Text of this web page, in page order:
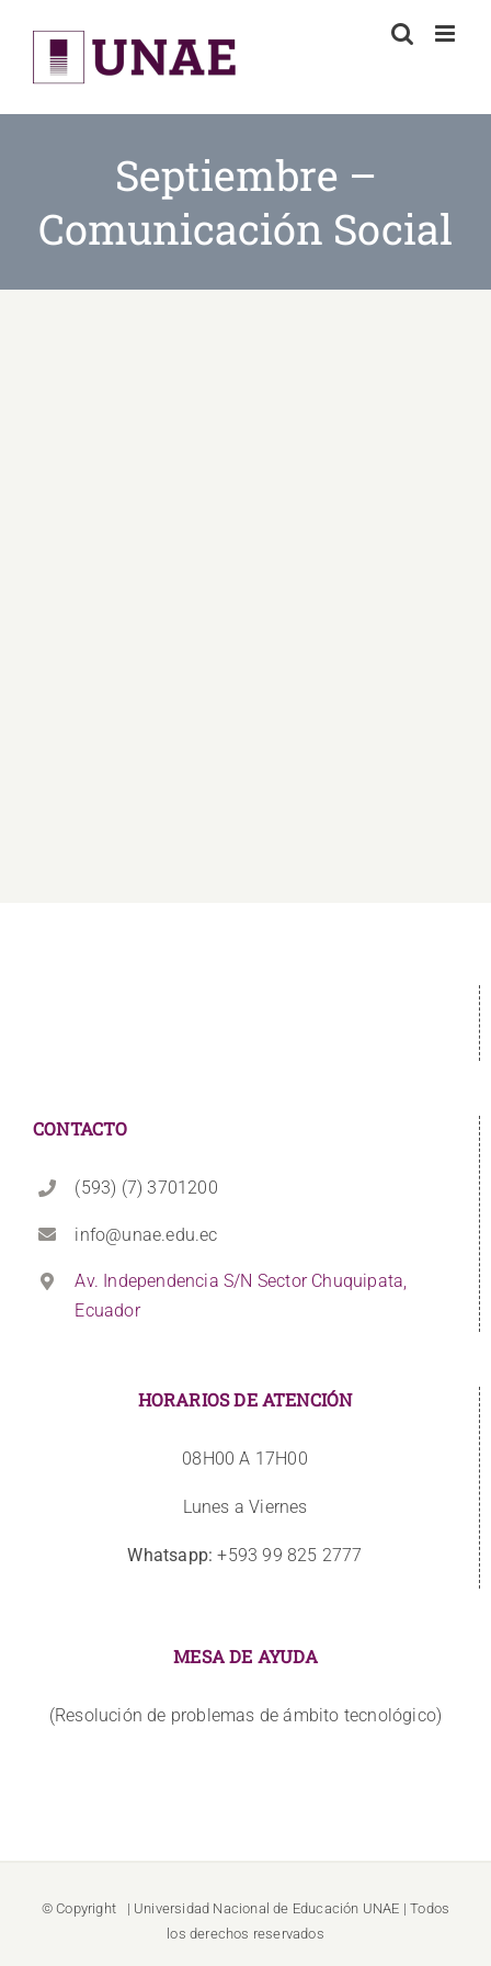
content
Septiembre –
Comunicación Social
CONTACTO
(593) (7) 3701200
info@unae.edu.ec
Av. Independencia S/N Sector Chuquipata,
Ecuador
HORARIOS DE ATENCIÓN
08H00 A 17H00
Lunes a Viernes
Whatsapp: +593 99 825 2777
MESA DE AYUDA
(Resolución de problemas de ámbito tecnológico)
© Copyright | Universidad Nacional de Educación UNAE | Todos
los derechos reservados